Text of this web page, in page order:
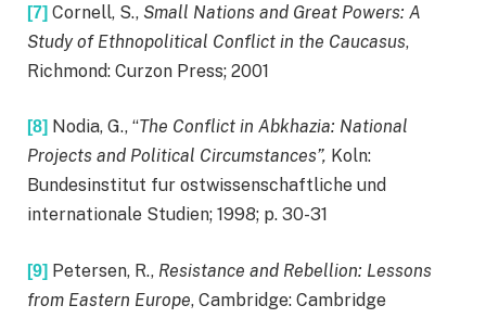
[7] Cornell, S., Small Nations and Great Powers: A
Study of Ethnopolitical Conflict in the Caucasus,
Richmond: Curzon Press; 2001
[8] Nodia, G., “The Conflict in Abkhazia: National
Projects and Political Circumstances”, Koln:
Bundesinstitut fur ostwissenschaftliche und
internationale Studien; 1998; p. 30-31
[9] Petersen, R., Resistance and Rebellion: Lessons
from Eastern Europe, Cambridge: Cambridge